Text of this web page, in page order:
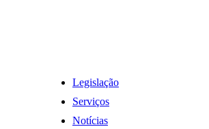
Legislação
Serviços
Notícias